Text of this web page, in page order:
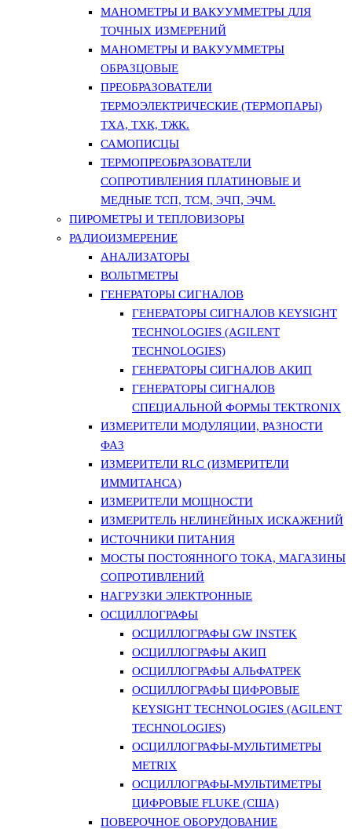
МАНОМЕТРЫ И ВАКУУММЕТРЫ ДЛЯ
ТОЧНЫХ ИЗМЕРЕНИЙ
МАНОМЕТРЫ И ВАКУУММЕТРЫ
ОБРАЗЦОВЫЕ
ПРЕОБРАЗОВАТЕЛИ
ТЕРМОЭЛЕКТРИЧЕСКИЕ (ТЕРМОПАРЫ)
ТХА, ТХК, ТЖК.
САМОПИСЦЫ
ТЕРМОПРЕОБРАЗОВАТЕЛИ
СОПРОТИВЛЕНИЯ ПЛАТИНОВЫЕ И
МЕДНЫЕ ТСП, ТСМ, ЭЧП, ЭЧМ.
ПИРОМЕТРЫ И ТЕПЛОВИЗОРЫ
РАДИОИЗМЕРЕНИЕ
АНАЛИЗАТОРЫ
ВОЛЬТМЕТРЫ
ГЕНЕРАТОРЫ СИГНАЛОВ
ГЕНЕРАТОРЫ СИГНАЛОВ KEYSIGHT
TECHNOLOGIES (AGILENT
TECHNOLOGIES)
ГЕНЕРАТОРЫ СИГНАЛОВ АКИП
ГЕНЕРАТОРЫ СИГНАЛОВ
СПЕЦИАЛЬНОЙ ФОРМЫ TEKTRONIX
ИЗМЕРИТЕЛИ МОДУЛЯЦИИ, РАЗНОСТИ
ФАЗ
ИЗМЕРИТЕЛИ RLC (ИЗМЕРИТЕЛИ
ИММИТАНСА)
ИЗМЕРИТЕЛИ МОЩНОСТИ
ИЗМЕРИТЕЛЬ НЕЛИНЕЙНЫХ ИСКАЖЕНИЙ
ИСТОЧНИКИ ПИТАНИЯ
МОСТЫ ПОСТОЯННОГО ТОКА, МАГАЗИНЫ
СОПРОТИВЛЕНИЙ
НАГРУЗКИ ЭЛЕКТРОННЫЕ
ОСЦИЛЛОГРАФЫ
ОСЦИЛЛОГРАФЫ GW INSTEK
ОСЦИЛЛОГРАФЫ АКИП
ОСЦИЛЛОГРАФЫ АЛЬФАТРЕК
ОСЦИЛЛОГРАФЫ ЦИФРОВЫЕ
KEYSIGHT TECHNOLOGIES (AGILENT
TECHNOLOGIES)
ОСЦИЛЛОГРАФЫ-МУЛЬТИМЕТРЫ
METRIX
ОСЦИЛЛОГРАФЫ-МУЛЬТИМЕТРЫ
ЦИФРОВЫЕ FLUKE (США)
ПОВЕРОЧНОЕ ОБОРУДОВАНИЕ